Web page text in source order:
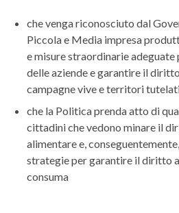
che venga riconosciuto dal
Piccola e Media impresa
e misure straordinarie adeguate
delle aziende e garantire il
campagne vive e territori
che la Politica prenda atto di
cittadini che vedono minare il
alimentare e,
strategie per garantire il diritto
consuma